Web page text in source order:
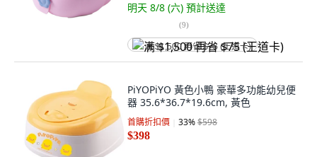
明天 8/8 (六) 預計送達
(9)
满 $1,500 再省 $75 (王道卡)
PiYOPiYO 黃色小鴨 豪華多功能幼兒便
器 35.6*36.7*19.6cm, 黃色
首購折扣價 33%$598
$398